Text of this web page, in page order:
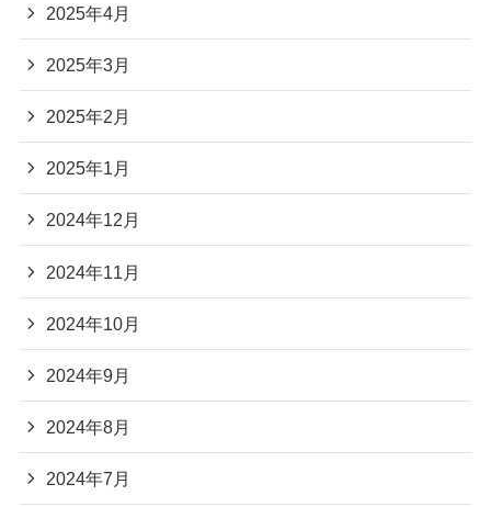
2025年4月
2025年3月
2025年2月
2025年1月
2024年12月
2024年11月
2024年10月
2024年9月
2024年8月
2024年7月